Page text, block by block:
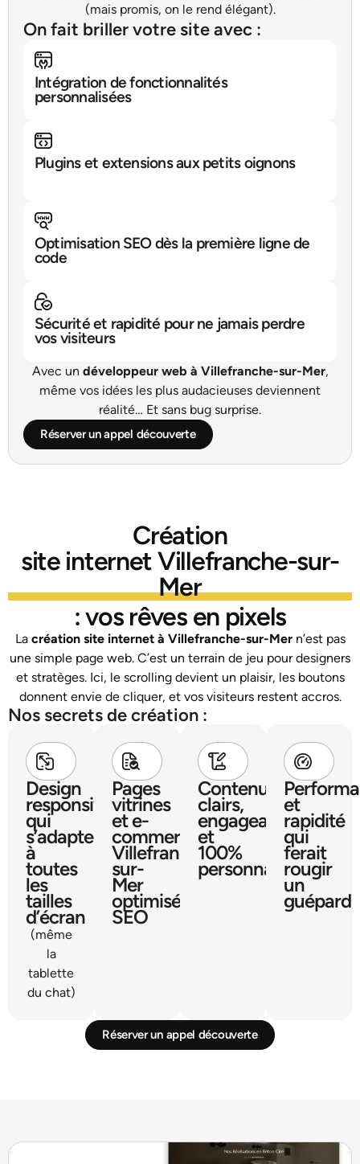
(mais promis, on le rend élégant).
On fait briller votre site avec :
Intégration de fonctionnalités
personnalisées
Plugins et extensions aux petits oignons
Optimisation SEO dès la première ligne de
code
Sécurité et rapidité pour ne jamais perdre
vos visiteurs
Avec un développeur web à Villefranche-sur-Mer,
même vos idées les plus audacieuses deviennent
réalité… Et sans bug surprise.
Réserver un appel découverte
Création
site internet Villefranche-sur-
Mer
: vos rêves en pixels
La création site internet à Villefranche-sur-Mern’est pas
une simple page web. C’est un terrain de jeu pour designers
et stratèges. Ici, le scrolling devient un plaisir, les boutons
donnent envie de cliquer, et vos visiteurs restent accros.
Nos secrets de création :
Design
responsive
qui
s’adapte
à
toutes
les
tailles
d’écran
(même
la
tablette
du chat)
Pages
vitrines
et e-
commerce
Villefranche-
sur-
Mer
optimisées
SEO
Contenus
clairs,
engageants
et
100%
personnalisés
et
rapidité
qui
ferait
rougir
un
guépard
Réserver un appel découverte